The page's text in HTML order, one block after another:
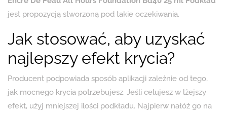
jest propozycją stworzoną pod takie oczekiwania.
Jak stosować, aby uzyskać
najlepszy efekt krycia?
Producent podpowiada sposób aplikacji zależnie od tego,
jak mocnego krycia potrzebujesz. Jeśli celujesz w lżejszy
efekt, użyj mniejszej ilości podkładu. Najpierw nałóż go na